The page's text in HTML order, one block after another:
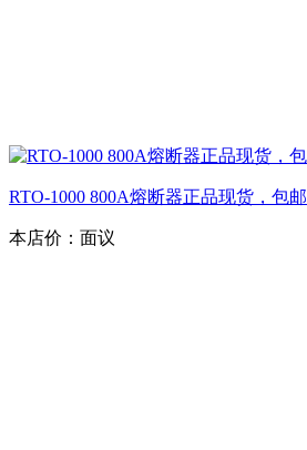
RTO-1000 800A熔断器正品现货，包邮
本店价： 面议